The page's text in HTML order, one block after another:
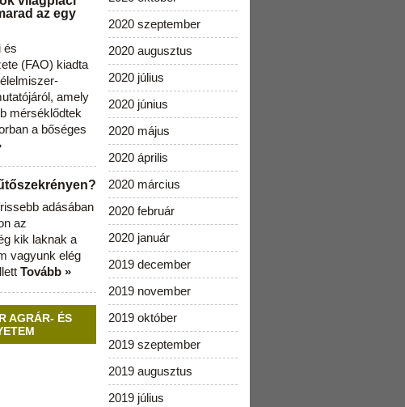
az egy
és
(FAO) kiadta
amely
mérséklődtek
a bőséges
adásában
az
kik laknak a
vagyunk elég
Tovább »
AGRÁR- ÉS
2020 szeptember
2020 augusztus
2020 július
2020 június
2020 május
2020 április
2020 március
2020 február
2020 január
2019 december
2019 november
2019 október
2019 szeptember
2019 augusztus
2019 július